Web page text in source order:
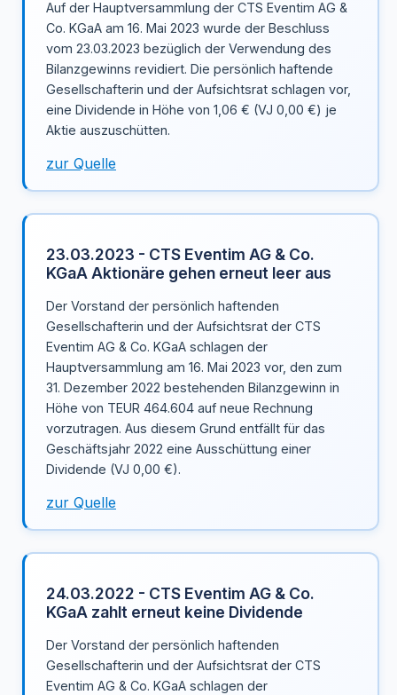
Auf der Hauptversammlung der CTS Eventim AG &
Co. KGaA am 16. Mai 2023 wurde der Beschluss
vom 23.03.2023 bezüglich der Verwendung des
Bilanzgewinns revidiert. Die persönlich haftende
Gesellschafterin und der Aufsichtsrat schlagen vor,
eine Dividende in Höhe von 1,06 € (VJ 0,00 €) je
Aktie auszuschütten.
zur Quelle
23.03.2023 - CTS Eventim AG & Co.
KGaA Aktionäre gehen erneut leer aus
Der Vorstand der persönlich haftenden
Gesellschafterin und der Aufsichtsrat der CTS
Eventim AG & Co. KGaA schlagen der
Hauptversammlung am 16. Mai 2023 vor, den zum
31. Dezember 2022 bestehenden Bilanzgewinn in
Höhe von TEUR 464.604 auf neue Rechnung
vorzutragen. Aus diesem Grund entfällt für das
Geschäftsjahr 2022 eine Ausschüttung einer
Dividende (VJ 0,00 €).
zur Quelle
24.03.2022 - CTS Eventim AG & Co.
KGaA zahlt erneut keine Dividende
Der Vorstand der persönlich haftenden
Gesellschafterin und der Aufsichtsrat der CTS
Eventim AG & Co. KGaA schlagen der